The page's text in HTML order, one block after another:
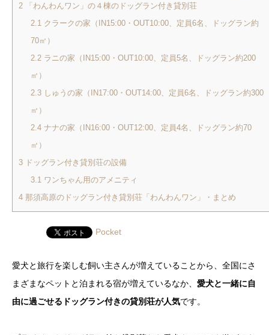
2 「わんわんワン」の４棟のドッグラン付き貸別荘
2.1 クラークの家（IN15:00・OUT10:00、定員6名、ドッグラン約
70㎡）
2.2ラニの家（IN15:00・OUT10:00、定員5名、ドッグラン約200
㎡）
2.3しゅうの家（IN17:00・OUT14:00、定員6名、ドッグラン約300
㎡）
2.4ナナの家（IN16:00・OUT12:00、定員4名、ドッグラン約70
㎡）
3 ドッグラン付き貸別荘の設備
3.1 ワンちゃん用のアメニティ
4 那須高原のドッグラン付き貸別荘「わんわんワン」・まとめ
Pocket
愛犬と旅行を楽しむ飼い主さんが増えていることから、全国にさ
まざまなペットと泊まれる宿が増えているなか、 愛犬と一緒に自
由に過ごせるドッグラン付きの貸別荘が人気です。